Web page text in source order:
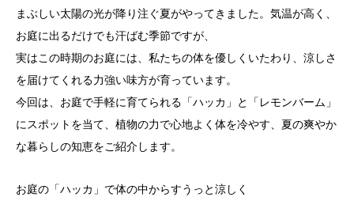
まぶしい太陽の光が降り注ぐ夏がやってきました。気温が高く、
お庭に出るだけでも汗ばむ季節ですが、
実はこの時期のお庭には、私たちの体を優しくいたわり、涼しさ
を届けてくれる力強い味方が育っています。
今回は、お庭で手軽に育てられる「ハッカ」と「レモンバーム」
にスポットを当て、植物の力で心地よく体を冷やす、夏の爽やか
な暮らしの知恵をご紹介します。
お庭の「ハッカ」で体の中からすうっと涼しく